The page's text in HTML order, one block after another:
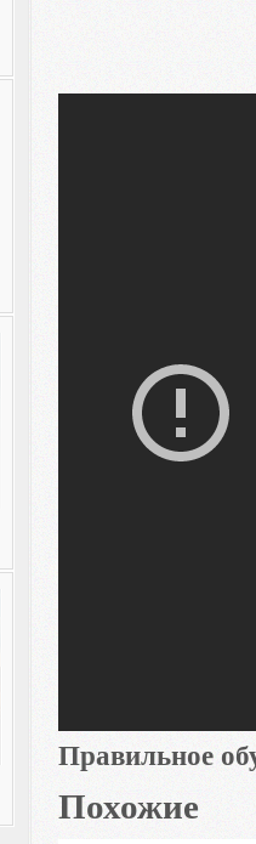
Правильное
Похожие